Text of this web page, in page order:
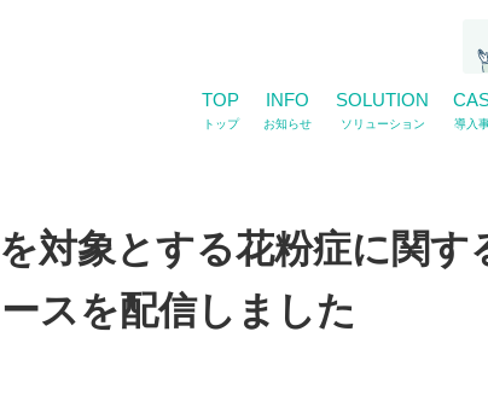
TOP
トップ
INFO
お知らせ
SOLUTION
ソリューション 導入
対象とする花粉症に関す
スを配信しました